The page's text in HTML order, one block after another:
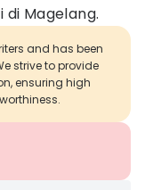
Magelang.
and has been
strive to provide
ensuring high